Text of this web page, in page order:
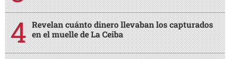
Revelan cuánto dinero llevaban los capturados
en el muelle de La Ceiba